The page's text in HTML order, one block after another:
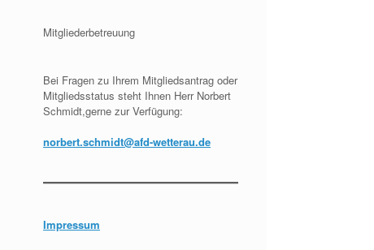
Mitgliederbetreuung
Bei Fragen zu Ihrem Mitgliedsantrag oder
Mitgliedsstatus steht Ihnen Herr Norbert
Schmidt,gerne zur Verfügung:
norbert.schmidt@afd-wetterau.de
Impressum